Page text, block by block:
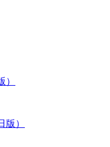
）